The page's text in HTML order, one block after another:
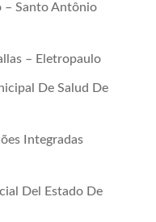
– Santo Antônio
– Eletropaulo
De Salud De
Integradas
Del Estado De